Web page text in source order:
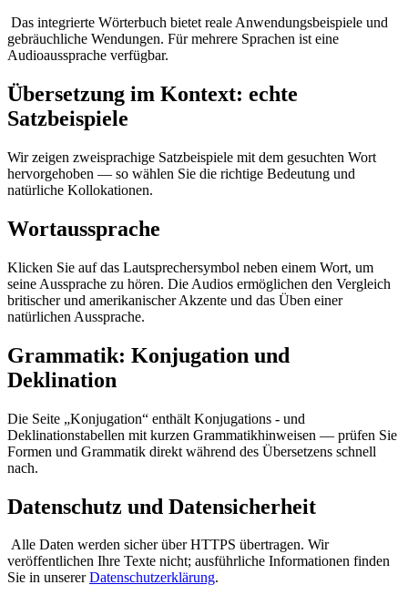
Das integrierte Wörterbuch bietet reale Anwendungsbeispiele und
gebräuchliche Wendungen. Für mehrere Sprachen ist eine
Audioaussprache verfügbar.
Übersetzung im Kontext: echte
Satzbeispiele
Wir zeigen zweisprachige Satzbeispiele mit dem gesuchten Wort
hervorgehoben — so wählen Sie die richtige Bedeutung und
natürliche Kollokationen.
Wortaussprache
Klicken Sie auf das Lautsprechersymbol neben einem Wort, um
seine Aussprache zu hören. Die Audios ermöglichen den Vergleich
britischer und amerikanischer Akzente und das Üben einer
natürlichen Aussprache.
Grammatik: Konjugation und
Deklination
Die Seite „Konjugation“ enthält Konjugations - und
Deklinationstabellen mit kurzen Grammatikhinweisen — prüfen Sie
Formen und Grammatik direkt während des Übersetzens schnell
nach.
Datenschutz und Datensicherheit
Alle Daten werden sicher über HTTPS übertragen. Wir
veröffentlichen Ihre Texte nicht; ausführliche Informationen finden
Sie in unsererDatenschutzerklärung.